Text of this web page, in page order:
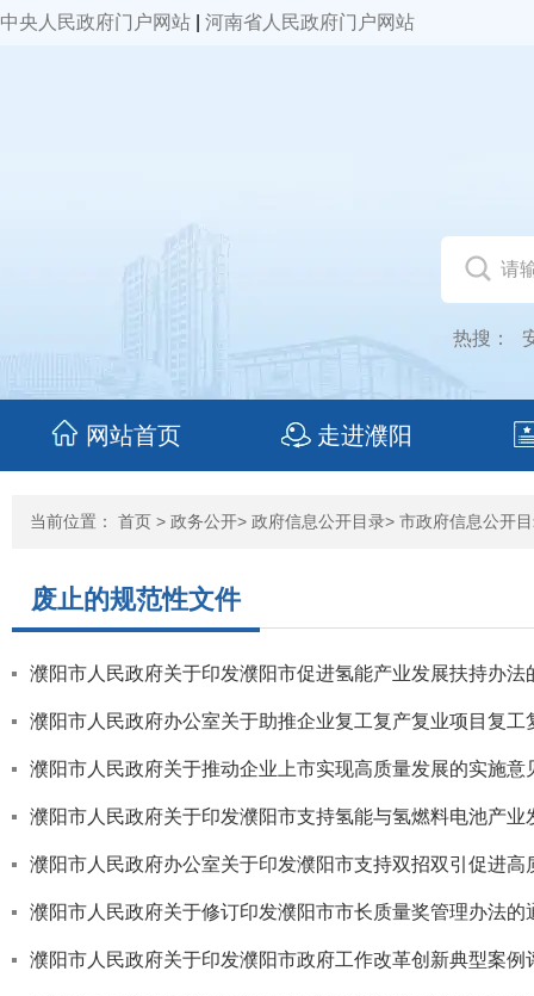
中央人民政府门户网站 河南省人民政府门户网站
热搜：
网站首页 走进濮阳
当前位置： 首页 > 政务公开> 政府信息公开目录> 市政府信息公开
废止的规范性文件
濮阳市人民政府关于印发濮阳市促进氢能产业发展扶持办法
濮阳市人民政府办公室关于助推企业复工复产复业项目复工
濮阳市人民政府关于推动企业上市实现高质量发展的实施意
濮阳市人民政府关于印发濮阳市支持氢能与氢燃料电池产业
濮阳市人民政府办公室关于印发濮阳市支持双招双引促进
濮阳市人民政府关于修订印发濮阳市市长质量奖管理办法的
濮阳市人民政府关于印发濮阳市政府工作改革创新典型案例